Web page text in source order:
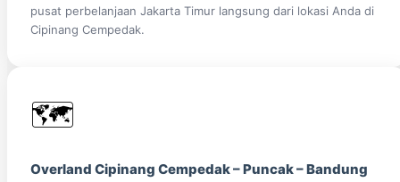
pusat perbelanjaan Jakarta Timur langsung dari lokasi Anda di
Cipinang Cempedak.
🗺️
Overland Cipinang Cempedak – Puncak – Bandung